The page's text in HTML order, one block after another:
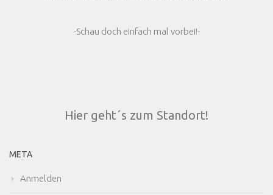
-Schau doch einfach mal vorbei!-
Hier geht´s zum Standort!
META
Anmelden